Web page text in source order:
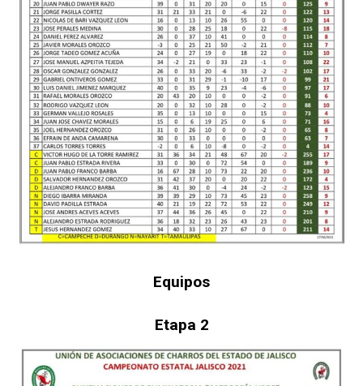
Equipos
Etapa 2